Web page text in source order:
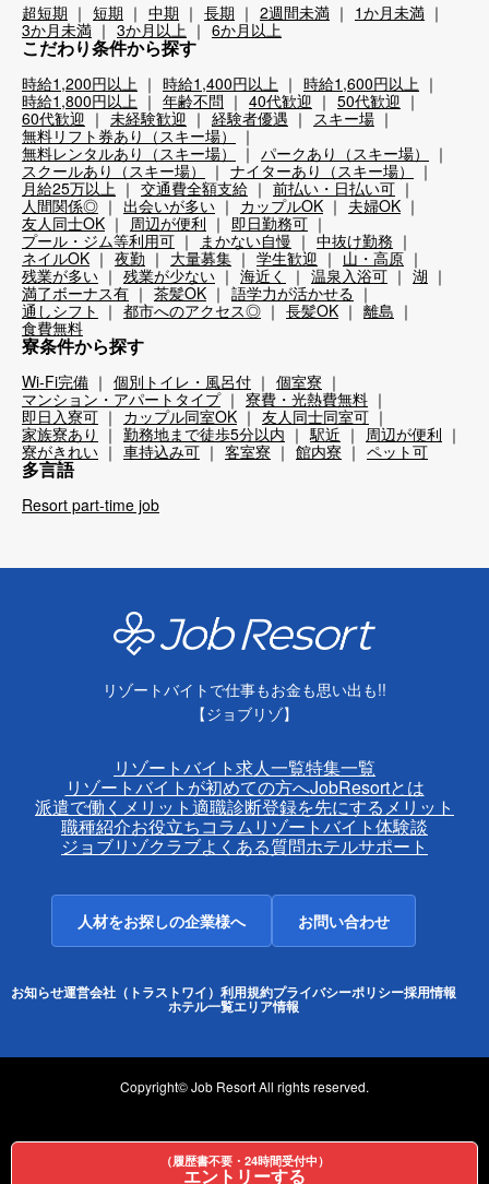
（履歴書不要・24時間受付中）
エントリーする
超短期 短期 中期 長期 2週間未満
1か月未満
3か月未満
3か月以上 6か月以上
こだわり条件から探す
時給1,200円以上 時給1,400円以上
時給1,600円以上
時給1,800円以上
年齢不問 40代歓迎
50代歓迎
60代歓迎
未経験歓迎 経験者優遇
スキー場
無料リフト券あり（スキー場）
無料レンタルあり（スキー場）
パークあり（スキー場）
スクールあり（スキー場）
ナイターあり（スキー場）
月給25万以上
交通費全額支給
前払い・日払い可
人間関係◎
出会いが多い カップルOK
夫婦OK
友人同士OK
周辺が便利
即日勤務可
プール・ジム等利用可
まかない自慢
中抜け勤務
ネイルOK
夜勤 大量募集 学生歓迎
山・高原
残業が多い
残業が少ない 海近く 温泉入浴可
湖
満了ボーナス有
茶髪OK
語学力が活かせる
通しシフト
都市へのアクセス◎ 長髪OK
離島
食費無料
寮条件から探す
Wi-Fi完備 個別トイレ・風呂付
個室寮
マンション・アパートタイプ
寮費・光熱費無料
即日入寮可
カップル同室OK
友人同士同室可
家族寮あり
勤務地まで徒歩5分以内 駅近
周辺が便利
寮がきれい
車持込み可 客室寮 館内寮 ペット可
多言語
Resort part-time job
リゾートバイトで仕事もお金も思い出も!!
【ジョブリゾ】
リゾートバイト求人一覧特集一覧
リゾートバイトが初めての方へJobResortとは
派遣で働くメリット適職診断登録を先にするメリット
職種紹介お役立ちコラムリゾートバイト体験談
ジョブリゾクラブよくある質問ホテルサポート
人材をお探しの企業様へ お問い合わせ
お知らせ運営会社（トラストワイ） 利用規約プライバシーポリシー採用情報
ホテル一覧エリア情報
Copyright© Job Resort All rights reserved.